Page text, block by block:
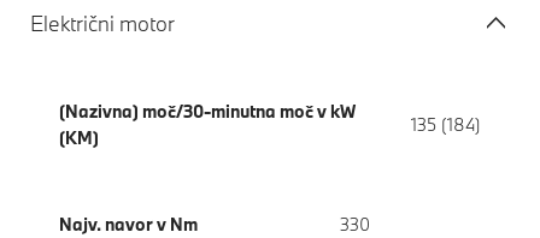
Električni motor
(Nazivna) moč/30-minutna moč v kW
(KM)
135 (184)
Najv. navor v Nm 330